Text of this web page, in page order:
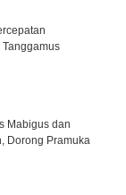
Mabigus dan
Dorong Pramuka